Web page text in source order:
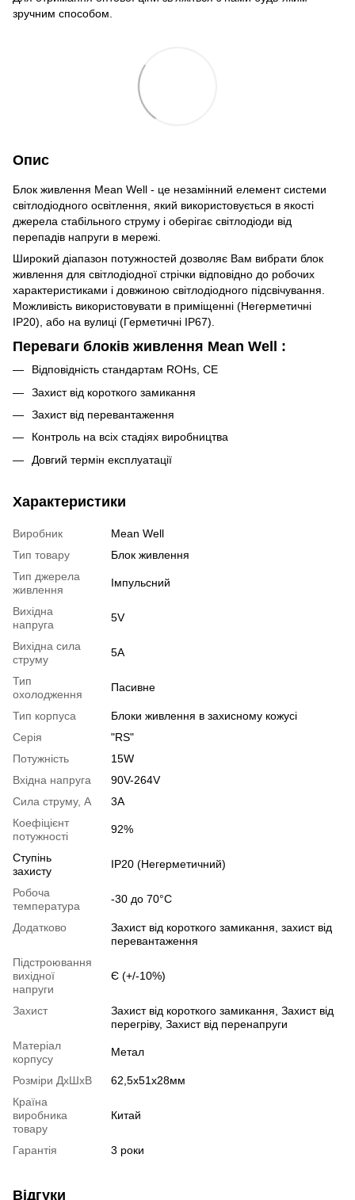
зручним способом.
Опис
Блок живлення Mean Well - це незамінний елемент системи
світлодіодного освітлення, який використовується в якості
джерела стабільного струму і оберігає світлодіоди від
перепадів напруги в мережі.
Широкий діапазон потужностей дозволяє Вам вибрати блок
живлення для світлодіодної стрічки відповідно до робочих
характеристиками і довжиною світлодіодного підсвічування.
Можливість використовувати в приміщенні (Негерметичні
IP20), або на вулиці (Герметичні IP67).
Переваги блоків живлення Mean Well :
Відповідність стандартам ROHs, CE
Захист від короткого замикання
Захист від перевантаження
Контроль на всіх стадіях виробництва
Довгий термін експлуатації
Характеристики
Виробник
Mean Well
Тип товару
Блок живлення
Тип джерела
живлення
Імпульсний
Вихідна
напруга
5V
Вихідна сила
струму
5А
Тип
охолодження
Пасивне
Тип корпуса
Блоки живлення в захисному кожусі
Серія
"RS"
Потужність
15W
Вхідна напруга
90V-264V
Сила струму, А
3А
Коефіцієнт
потужності
92%
Ступінь
захисту
IP20 (Негерметичний)
Робоча
температура
-30 до 70°С
Додатково
Захист від короткого замикання, захист від
перевантаження
Підстроювання
вихідної
напруги
Є (+/-10%)
Захист
Захист від короткого замикання, Захист від
перегріву, Захист від перенапруги
Матеріал
корпусу
Метал
Розміри ДхШхВ
62,5x51x28мм
Країна
виробника
товару
Китай
Гарантія 3 роки
Відгуки